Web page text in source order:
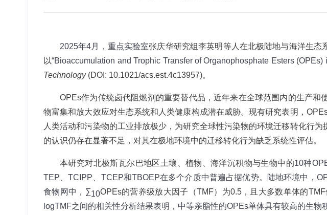
2025年4月，重点实验室张庆华研究组李英明等人在北极陆地与海洋生态
以“Bioaccumulation and Trophic Transfer of Organophosphate Esters
Technology (DOI: 10.1021/acs.est.4c13957)。
OPEs作为传统卤代阻燃剂的重要替代品，近年来在全球范围内的生产
物富集和放大效应对生态系统和人类健康构成潜在威胁。现有研究表明，
人类活动和污染物的工业排放极少，为研究全球性污染物的环境迁移转化行
的认识仍存在显著不足，对其在极地环境中的迁移转化行为缺乏系统性评估。
本研究对北极斯瓦尔巴地区土壤、植物、海洋沉积物与生物中的10种
TEP 、TCIPP TCEP和TBOEP在多个介质中普遍占据优势。陆地环境中，
食物网中， ∑10OPEs的营养级放大因子（TMF）为0.5，且大多数单体的TMF
logTMF之间的相关性分析结果表明，中等亲脂性的OPEs单体具有较高的生物